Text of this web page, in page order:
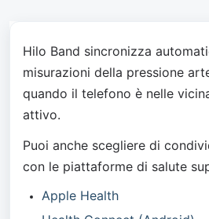
Hilo Band sincronizza
misurazioni della pressione
quando il telefono è nelle
attivo.
Puoi anche scegliere di
con le piattaforme di salute
Apple Health